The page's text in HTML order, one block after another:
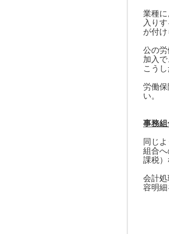
業種
入り
が付け
公の
加入で
こう
労働
い。
事務
同じ
組合
課税）
会計
容明細